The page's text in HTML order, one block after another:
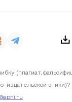
(плагиат,
издательской